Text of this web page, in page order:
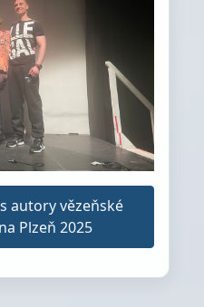
autory vězeňské
Plzeň 2025